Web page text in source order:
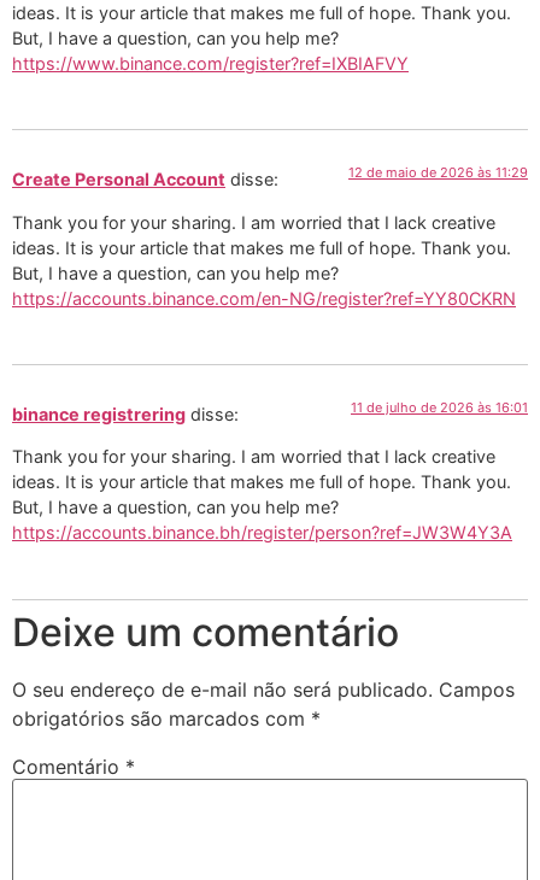
ideas. It is your article that makes me full of hope. Thank you.
But, I have a question, can you help me?
https://www.binance.com/register?ref=IXBIAFVY
Create Personal Account disse: 12 de maio de 2026 às 11:29
Thank you for your sharing. I am worried that I lack creative
ideas. It is your article that makes me full of hope. Thank you.
But, I have a question, can you help me?
https://accounts.binance.com/en-NG/register?ref=YY80CKRN
binance registrering disse: 11 de julho de 2026 às 16:01
Thank you for your sharing. I am worried that I lack creative
ideas. It is your article that makes me full of hope. Thank you.
But, I have a question, can you help me?
https://accounts.binance.bh/register/person?ref=JW3W4Y3A
Deixe um comentário
O seu endereço de e-mail não será publicado. Campos
obrigatórios são marcados com *
Comentário *